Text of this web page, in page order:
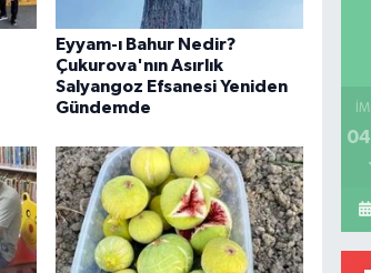
Eyyam-ı Bahur Nedir?
Çukurova'nın Asırlık
Salyangoz Efsanesi Yeniden
Gündemde